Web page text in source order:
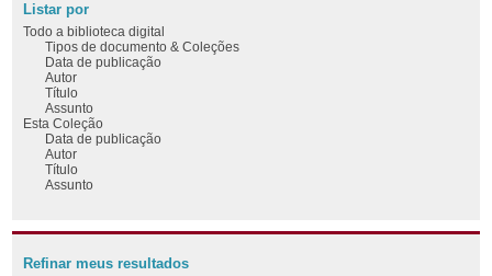
Listar por
Todo a biblioteca digital
Tipos de documento & Coleções
Data de publicação
Autor
Título
Assunto
Esta Coleção
Data de publicação
Autor
Título
Assunto
Refinar meus resultados